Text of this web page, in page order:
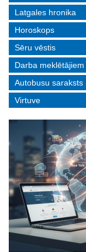
Latgales hronika
Horoskops
Sēru vēstis
Darba meklētājiem
Autobusu saraksts
Virtuve